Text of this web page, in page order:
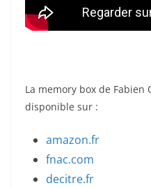
La memory box de Fabien
disponible sur :
amazon.fr
fnac.com
decitre.fr